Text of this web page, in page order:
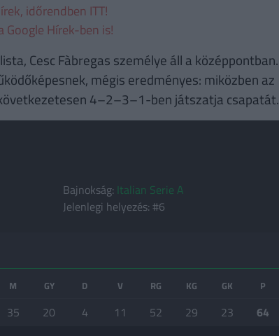
időrendben ITT!
Google Hírek-ben is!
Cesc Fàbregas személye áll a középpontban.
mégis eredményes: miközben az
4–2–3–1-ben játszatja csapatát.
Bajnokság: Italian Serie A
Jelenlegi helyezés: #6
M GY D V RG KG GK P
35 20 4 11 52 29 23
64